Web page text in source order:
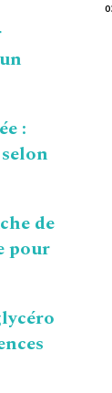
:
de
pour